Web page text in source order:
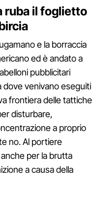
ruba il foglietto
e la borraccia
ed è andato a
pubblicitari
dove venivano eseguiti
frontiera delle tattiche
disturbare,
a proprio
no. Al portiere
per la brutta
a causa della